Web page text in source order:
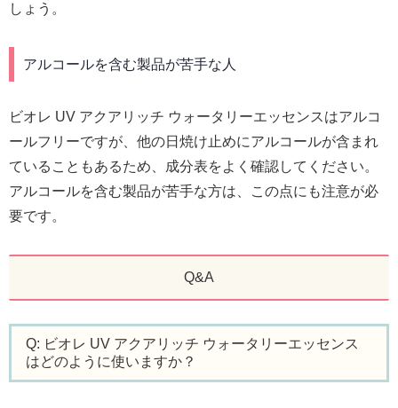
しょう。
アルコールを含む製品が苦手な人
ビオレ UV アクアリッチ ウォータリーエッセンスはアルコ
ールフリーですが、他の日焼け止めにアルコールが含まれ
ていることもあるため、成分表をよく確認してください。
アルコールを含む製品が苦手な方は、この点にも注意が必
要です。
Q&A
Q: ビオレ UV アクアリッチ ウォータリーエッセンス
はどのように使いますか？